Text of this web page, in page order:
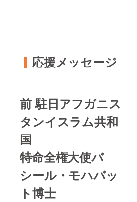
▎ 応援メッセージ
前 駐日アフガニス
タンイスラム共和
国
特命全権大使バ
シール・モハバッ
ト博士